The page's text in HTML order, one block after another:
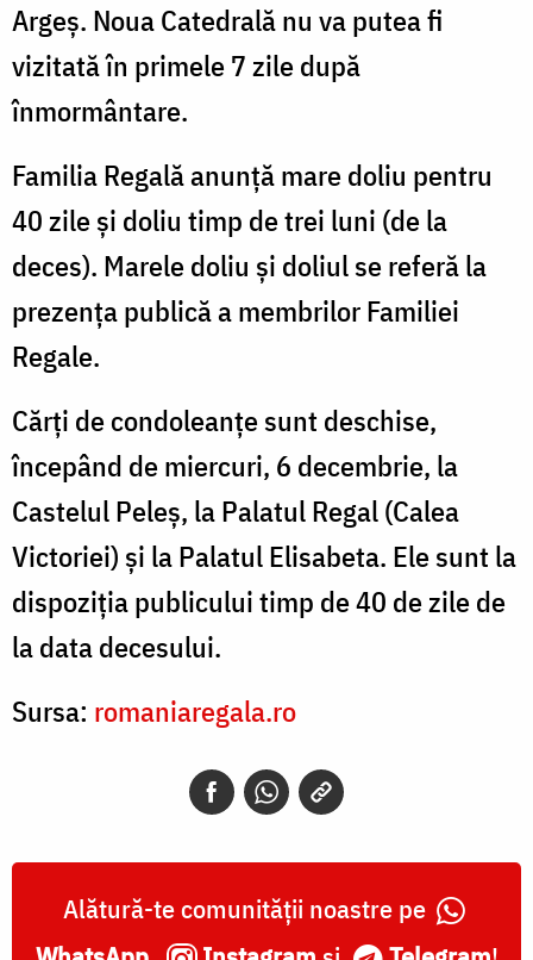
Argeș. Noua Catedrală nu va putea fi
vizitată în primele 7 zile după
înmormântare.
Familia Regală anunță mare doliu pentru
40 zile și doliu timp de trei luni (de la
deces). Marele doliu și doliul se referă la
prezența publică a membrilor Familiei
Regale.
Cărți de condoleanțe sunt deschise,
începând de miercuri, 6 decembrie, la
Castelul Peleș, la Palatul Regal (Calea
Victoriei) și la Palatul Elisabeta. Ele sunt la
dispoziția publicului timp de 40 de zile de
la data decesului.
Sursa: romaniaregala.ro
Alătură-te comunității noastre pe